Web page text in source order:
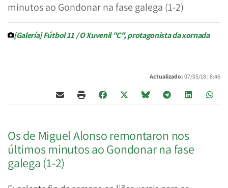
minutos ao Gondonar na fase galega (1-2)
[Galería] Fútbol 11 / O Xuvenil "C", protagonista da xornada
Actualizado: 07/05/18 | 8:46
Os de Miguel Alonso remontaron nos
últimos minutos ao Gondonar na fase
galega (1-2)